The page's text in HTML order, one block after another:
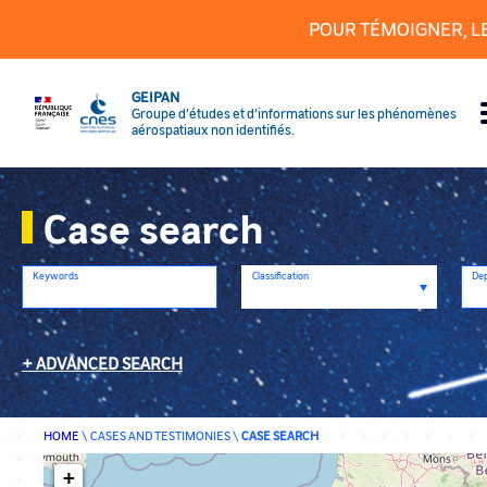
POUR TÉMOIGNER,
GEIPAN
Groupe d’études et d’informations sur les phénomènes
aérospatiaux non identifiés.
Case search
Keywords Classification
ADVANCED SEARCH
HOME \ CASES AND TESTIMONIES\ CASE SEARCH
+